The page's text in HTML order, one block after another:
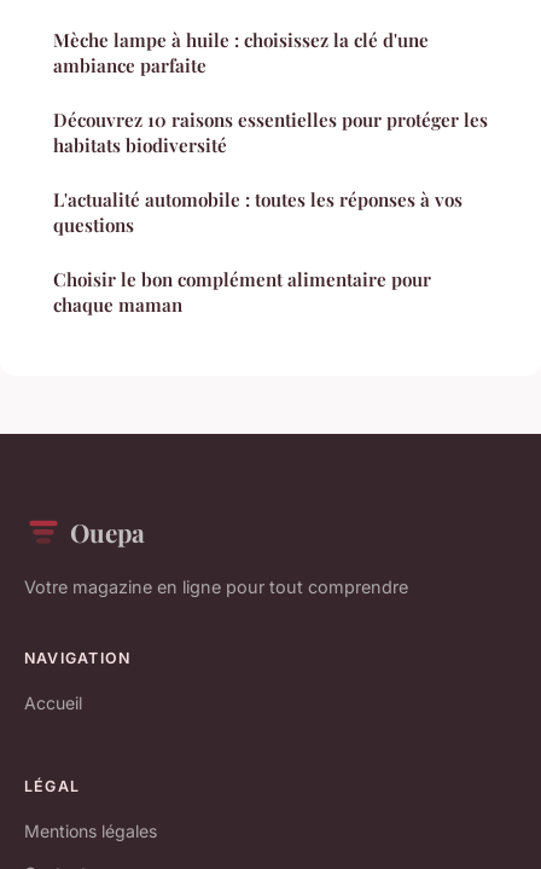
Mèche lampe à huile : choisissez la clé d'une
ambiance parfaite
Découvrez 10 raisons essentielles pour protéger les
habitats biodiversité
L'actualité automobile : toutes les réponses à vos
questions
Choisir le bon complément alimentaire pour
chaque maman
Ouepa
Votre magazine en ligne pour tout comprendre
NAVIGATION
Accueil
LÉGAL
Mentions légales